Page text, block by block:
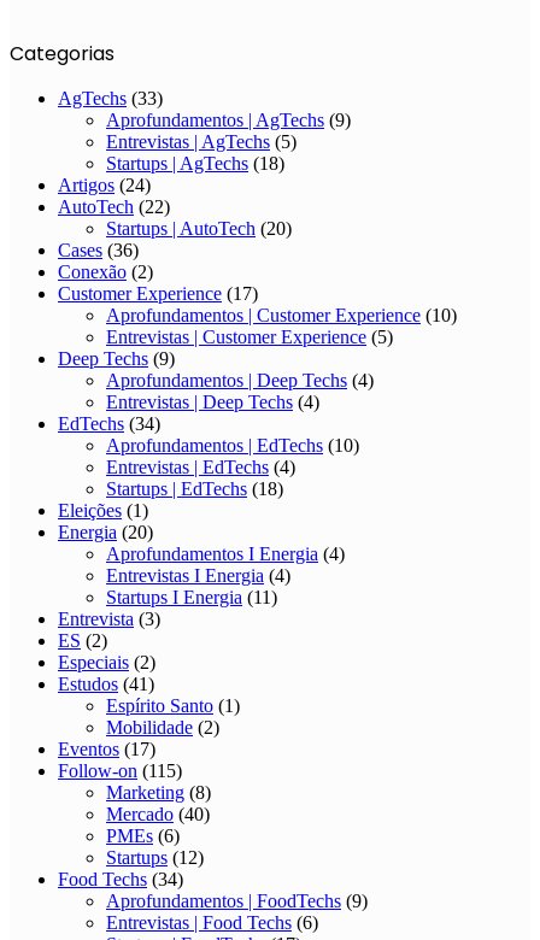
Categorias
AgTechs (33)
Aprofundamentos | AgTechs (9)
Entrevistas | AgTechs (5)
Startups | AgTechs (18)
Artigos (24)
AutoTech (22)
Startups | AutoTech (20)
Cases (36)
Conexão (2)
Customer Experience (17)
Aprofundamentos | Customer Experience (10)
Entrevistas | Customer Experience (5)
Deep Techs (9)
Aprofundamentos | Deep Techs (4)
Entrevistas | Deep Techs (4)
EdTechs (34)
Aprofundamentos | EdTechs (10)
Entrevistas | EdTechs (4)
Startups | EdTechs (18)
Eleições (1)
Energia (20)
Aprofundamentos I Energia (4)
Entrevistas I Energia (4)
Startups I Energia (11)
Entrevista (3)
ES (2)
Especiais (2)
Estudos (41)
Espírito Santo (1)
Mobilidade (2)
Eventos (17)
Follow-on (115)
Marketing (8)
Mercado (40)
PMEs (6)
Startups (12)
Food Techs (34)
Aprofundamentos | FoodTechs (9)
Entrevistas | Food Techs (6)